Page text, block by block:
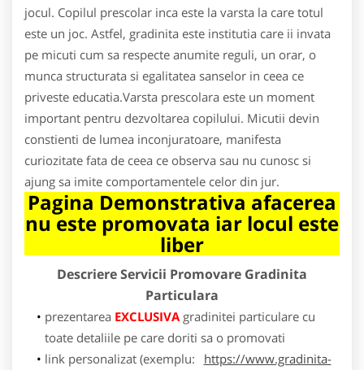
jocul. Copilul prescolar inca este la varsta la care totul
este un joc. Astfel, gradinita este institutia care ii invata
pe micuti cum sa respecte anumite reguli, un orar, o
munca structurata si egalitatea sanselor in ceea ce
priveste educatia.Varsta prescolara este un moment
important pentru dezvoltarea copilului. Micutii devin
constienti de lumea inconjuratoare, manifesta
curiozitate fata de ceea ce observa sau nu cunosc si
ajung sa imite comportamentele celor din jur.
Pagina Demonstrativa afacerea
nu este promovata iar locul este
liber
Descriere Servicii Promovare Gradinita
Particulara
prezentarea EXCLUSIVAgradinitei particulare cu
toate detaliile pe care doriti sa o promovati
link personalizat (exemplu:
https://www.gradinita-